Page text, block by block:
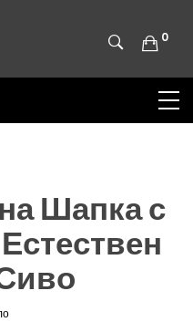
0
Шапка с